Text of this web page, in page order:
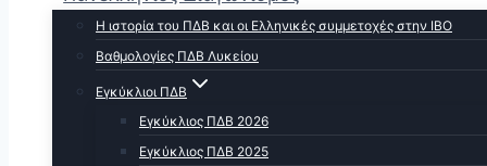
Η ιστορία του ΠΔΒ και οι Ελληνικές συμμετοχές στην ΙΒΟ
Βαθμολογίες ΠΔΒ Λυκείου
Εγκύκλιοι ΠΔΒ
Εγκύκλιος ΠΔΒ 2026
Εγκύκλιος ΠΔΒ 2025